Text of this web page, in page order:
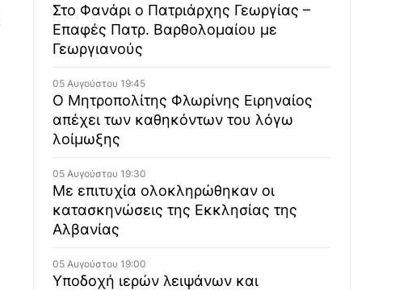
Στο Φανάρι ο Πατριάρχης Γεωργίας –
Επαφές Πατρ. Βαρθολομαίου με
Γεωργιανούς
05 Αυγούστου 19:45
Ο Μητροπολίτης Φλωρίνης Ειρηναίος
απέχει των καθηκόντων του λόγω
λοίμωξης
05 Αυγούστου 19:30
Με επιτυχία ολοκληρώθηκαν οι
κατασκηνώσεις της Εκκλησίας της
Αλβανίας
05 Αυγούστου 19:00
Υποδοχή ιερών λειψάνων και